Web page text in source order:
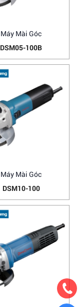
Máy Mài Góc
DSM05-100B
Máy Mài Góc
DSM10-100